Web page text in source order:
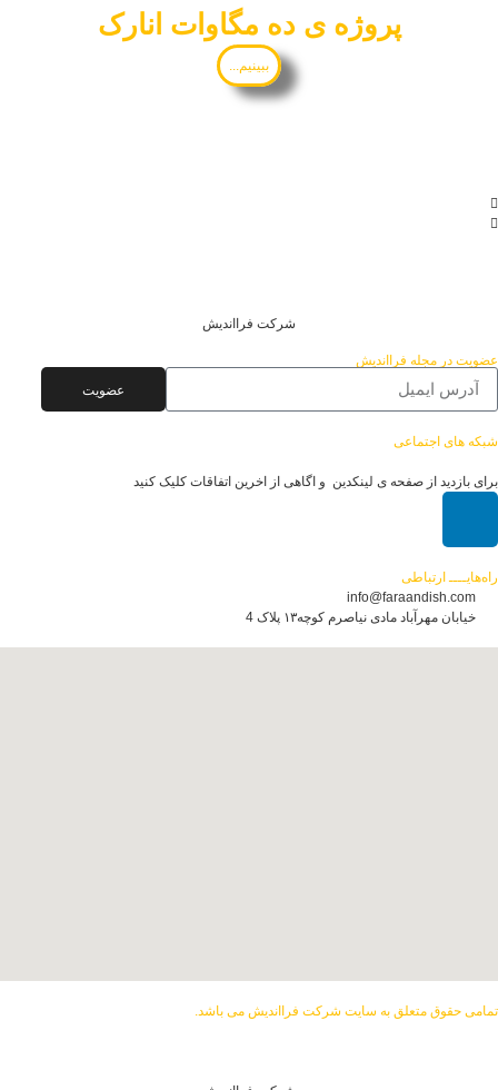
پروژه ی ده مگاوات انارک
ببینیم...
شرکت فرااندیش
عضویت در مجله فرااندیش
عضویت
شبکه های اجتماعی
برای بازدید از صفحه ی لینکدین و اگاهی از اخرین اتفاقات کلیک کنید
راه‌هایــــ ارتباطی
info@faraandish.com
خیابان مهرآباد مادی نیاصرم کوچه۱۳ پلاک 4
تمامی حقوق متعلق به سایت شرکت فرااندیش می باشد.